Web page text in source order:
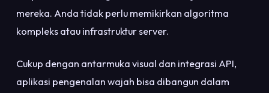
mereka. Anda tidak perlu memikirkan algoritma
kompleks atau infrastruktur server.
Cukup dengan antarmuka visual dan integrasi API,
aplikasi pengenalan wajah bisa dibangun dalam